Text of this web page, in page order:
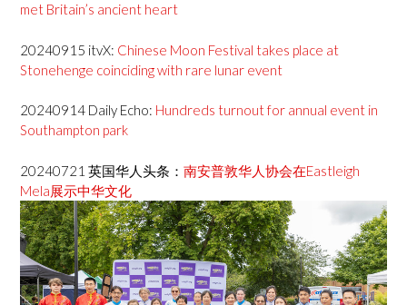
met Britain’s ancient heart
20240915 itvX: Chinese Moon Festival takes place at
Stonehenge coinciding with rare lunar event
20240914 Daily Echo: Hundreds turnout for annual event in
Southampton park
20240721 英国华人头条： 南安普敦华人协会在Eastleigh
Mela展示中华文化